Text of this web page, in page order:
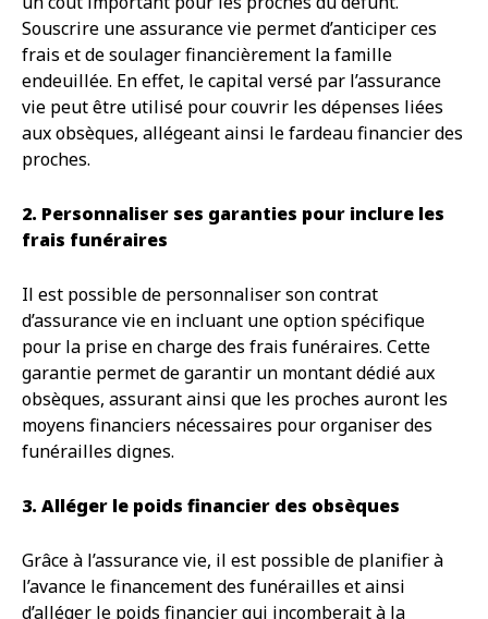
Souscrire une assurance vie permet d’anticiper ces
frais et de soulager financièrement la famille
endeuillée. En effet, le capital versé par l’assurance
vie peut être utilisé pour couvrir les dépenses liées
aux obsèques, allégeant ainsi le fardeau financier des
proches.
2. Personnaliser ses garanties pour inclure les
frais funéraires
Il est possible de personnaliser son contrat
d’assurance vie en incluant une option spécifique
pour la prise en charge des frais funéraires. Cette
garantie permet de garantir un montant dédié aux
obsèques, assurant ainsi que les proches auront les
moyens financiers nécessaires pour organiser des
funérailles dignes.
3. Alléger le poids financier des obsèques
Grâce à l’assurance vie, il est possible de planifier à
l’avance le financement des funérailles et ainsi
d’alléger le poids financier qui incomberait à la